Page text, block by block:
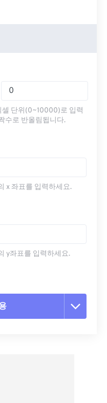
셀 단위(0~10000)로 입력
수로 반올림됩니다.
x 좌표를 입력하세요.
y좌표를 입력하세요.